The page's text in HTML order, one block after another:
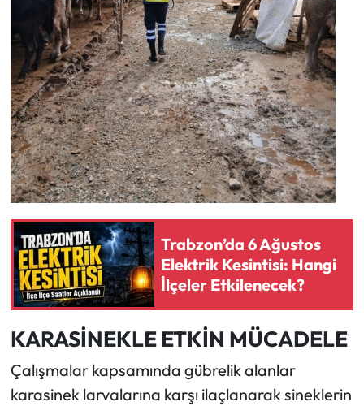
Trabzon’da 6 Ağustos
Elektrik Kesintisi: Hangi
İlçeler Etkilenecek?
KARASİNEKLE ETKİN MÜCADELE
Çalışmalar kapsamında gübrelik alanlar
karasinek larvalarına karşı ilaçlanarak sineklerin